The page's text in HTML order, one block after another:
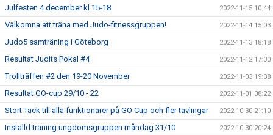
Julfesten 4 december kl 15-18 2022-11-15 10:44
Välkomna att träna med Judo-fitnessgruppen! 2022-11-14 15:03
Judo5 samträning i Göteborg 2022-11-13 18:18
Resultat Judits Pokal #4 2022-11-12 17:30
Trollträffen #2 den 19-20 November 2022-11-03 19:38
Resultat GO-cup 29/10 - 22 2022-11-01 08:22
Stort Tack till alla funktionärer på GO Cup och fler tävlingar 2022-10-30 21:10
Inställd träning ungdomsgruppen måndag 31/10 2022-10-30 20:24